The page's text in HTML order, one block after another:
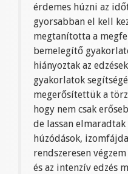
érdemes húzni az
gyorsabban el kell
megtanította a
bemelegítő
hiányoztak az
gyakorlatok
megerősítettük a
hogy nem csak
de lassan
húzódások,
rendszeresen
és az intenzív edzés